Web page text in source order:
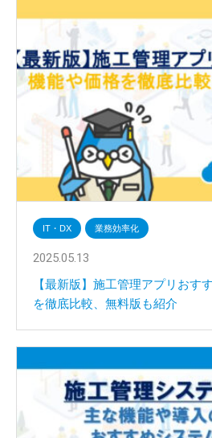
IT・DX 業務効率化
2025.05.13
【最新版】施工管理アプリおす
を徹底比較、無料版も紹介